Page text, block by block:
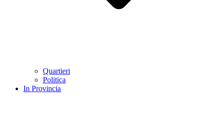
Quartieri
Politica
In Provincia